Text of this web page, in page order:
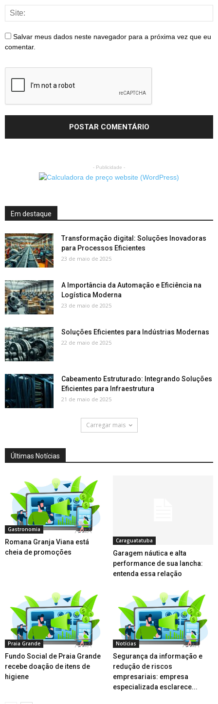
Salvar meus dados neste navegador para a próxima vez que eu
comentar.
- Publicidade -
Em destaque
Transformação digital: Soluções Inovadoras
para Processos Eficientes
23 de maio de 2025
A Importância da Automação e Eficiência na
Logística Moderna
23 de maio de 2025
Soluções Eficientes para Indústrias Modernas
22 de maio de 2025
Cabeamento Estruturado: Integrando Soluções
Eficientes para Infraestrutura
21 de maio de 2025
Carregar mais
Últimas Notícias
Gastronomia
Romana Granja Viana está
cheia de promoções
Caraguatatuba
Garagem náutica e alta
performance de sua lancha:
entenda essa relação
Praia Grande
Fundo Social de Praia Grande
recebe doação de itens de
higiene
Notícias
Segurança da informação e
redução de riscos
empresariais: empresa
especializada esclarece...